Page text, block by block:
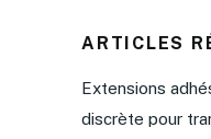
ARTICLES
Extensions
discrète pour